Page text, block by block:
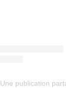
Une publication